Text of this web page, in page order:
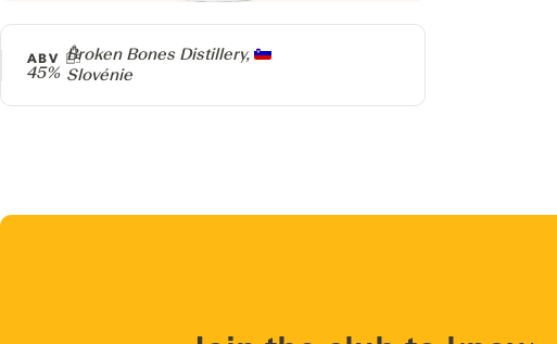
Producteur
Broken Bones Distillery,
Slovénie
ABV
45%